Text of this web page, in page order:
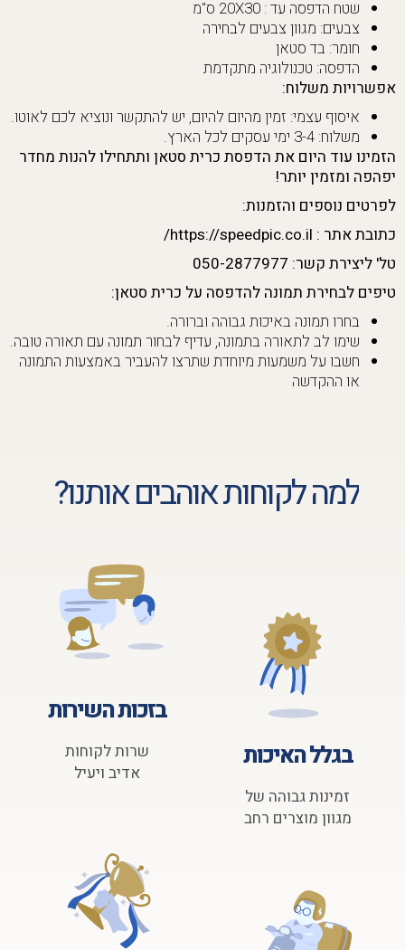
שטח הדפסה עד : 20X30 ס"מ
צבעים: מגוון צבעים לבחירה
חומר: בד סטאן
הדפסה: טכנולוגיה מתקדמת
אפשרויות משלוח:
איסוף עצמי: זמין מהיום להיום, יש להתקשר ונוציא לכם לאוטו.
משלוח: 3-4 ימי עסקים לכל הארץ.
הזמינו עוד היום את הדפסת כרית סטאן ותתחילו להנות מחדר
יפהפה ומזמין יותר!
לפרטים נוספים והזמנות:
כתובת אתר : https://speedpic.co.il/
טל' ליצירת קשר: 050-2877977
טיפים לבחירת תמונה להדפסה על כרית סטאן:
בחרו תמונה באיכות גבוהה וברורה.
שימו לב לתאורה בתמונה, עדיף לבחור תמונה עם תאורה טובה.
חשבו על משמעות מיוחדת שתרצו להעביר באמצעות התמונה
או ההקדשה
למה לקוחות אוהבים אותנו?
בגלל האיכות
זמינות גבוהה של
מגוון מוצרים רחב
בזכות השירות
שרות לקוחות
אדיב ויעיל